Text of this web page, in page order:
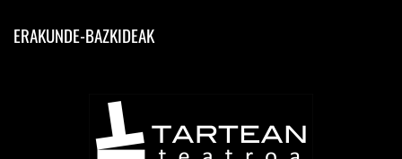
ERAKUNDE-BAZKIDEAK